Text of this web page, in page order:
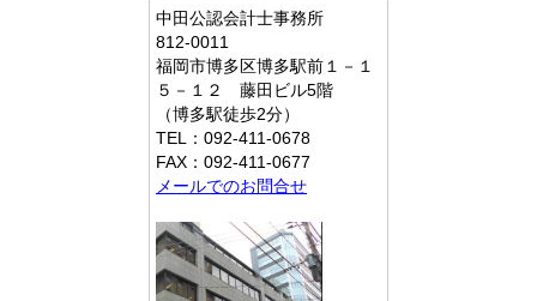
中田公認会計士事務所
812-0011
福岡市博多区博多駅前１－１
５－１２ 藤田ビル5階
（博多駅徒歩2分）
TEL：092-411-0678
FAX：092-411-0677
メールでのお問合せ